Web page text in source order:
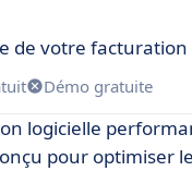
de votre
Démo gratuite
logicielle
pour optimiser